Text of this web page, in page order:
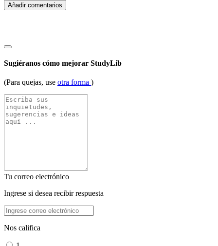
Añadir comentarios
Sugiéranos cómo mejorar StudyLib
(Para quejas, use otra forma )
Tu correo electrónico
Ingrese si desea recibir respuesta
Nos califica